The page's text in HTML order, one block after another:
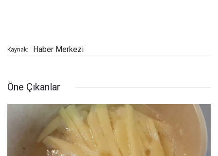
Kaynak: Haber Merkezi
Öne Çıkanlar